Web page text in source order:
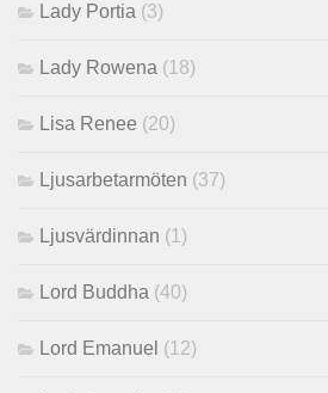
Lady Portia (3)
Lady Rowena (18)
Lisa Renee (20)
Ljusarbetarmöten (37)
Ljusvärdinnan (1)
Lord Buddha (40)
Lord Emanuel (12)